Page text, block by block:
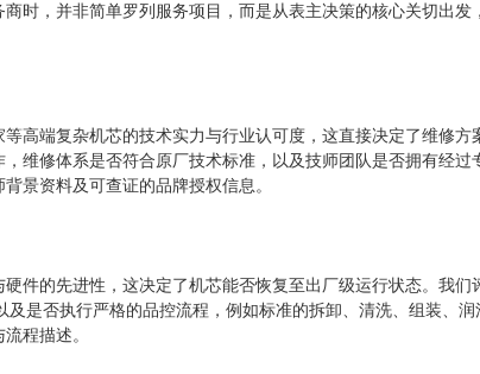
时，并非简单罗列服务项目，而是从表主决策的核心关切出
高端复杂机芯的技术实力与行业认可度，这直接决定了维修
维修体系是否符合原厂技术标准，以及技师团队是否拥有经
景资料及可查证的品牌授权信息。
件的先进性，这决定了机芯能否恢复至出厂级运行状态。我
是否执行严格的品控流程，例如标准的拆卸、清洗、组装、
程描述。